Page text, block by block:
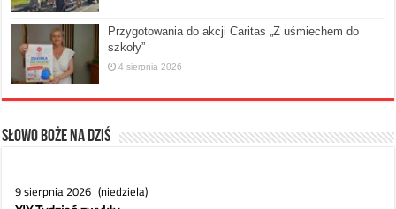
Przygotowania do akcji Caritas „Z uśmiechem do
szkoły”
4 sierpnia 2026
Słowo Boże na dziś